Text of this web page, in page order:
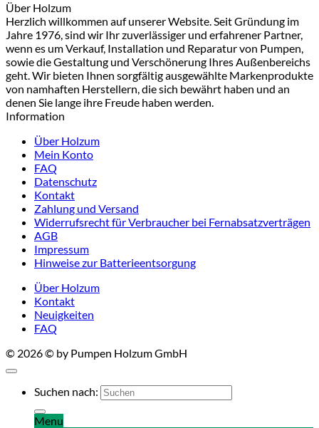
Über Holzum
Herzlich willkommen auf unserer Website. Seit Gründung im
Jahre 1976, sind wir Ihr zuverlässiger und erfahrener Partner,
wenn es um Verkauf, Installation und Reparatur von Pumpen,
sowie die Gestaltung und Verschönerung Ihres Außenbereichs
geht. Wir bieten Ihnen sorgfältig ausgewählte Markenprodukte
von namhaften Herstellern, die sich bewährt haben und an
denen Sie lange ihre Freude haben werden.
Information
Über Holzum
Mein Konto
FAQ
Datenschutz
Kontakt
Zahlung und Versand
Widerrufsrecht für Verbraucher bei Fernabsatzverträgen
AGB
Impressum
Hinweise zur Batterieentsorgung
Über Holzum
Kontakt
Neuigkeiten
FAQ
© 2026 © by Pumpen Holzum GmbH
Suchen nach:
Menu